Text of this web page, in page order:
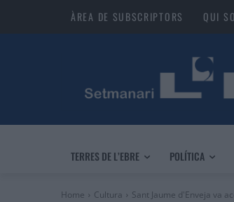
ÀREA DE SUBSCRIPTORS QUI
TERRES DE L’EBRE POLÍTICA
Home Cultura Sant Jaume d'Enveja va